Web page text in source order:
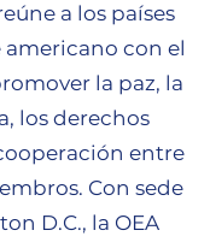
a los países
con el
la paz, la
los derechos
entre
Con sede
D.C., la OEA